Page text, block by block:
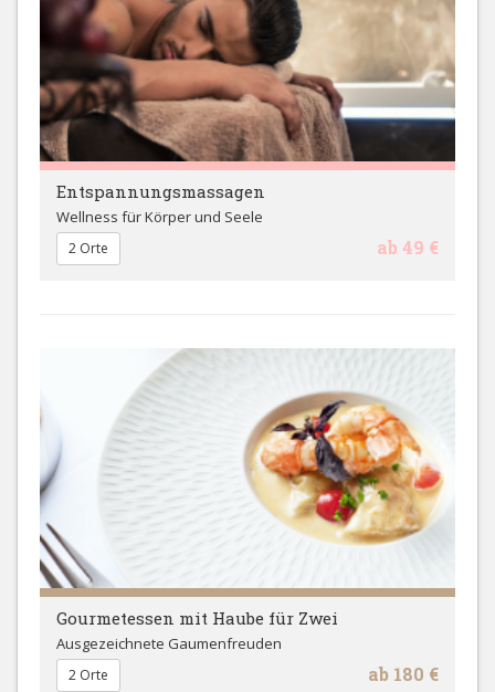
Entspannungsmassagen
Wellness für Körper und Seele
ab 49 €
2 Orte
Gourmetessen mit Haube für Zwei
Ausgezeichnete Gaumenfreuden
ab 180 €
2 Orte